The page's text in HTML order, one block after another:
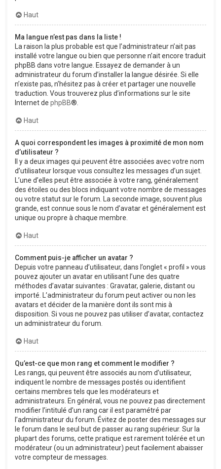
Haut
Ma langue n’est pas dans la liste !
La raison la plus probable est que l’administrateur n’ait pas
installé votre langue ou bien que personne n’ait encore traduit
phpBB dans votre langue. Essayez de demander à un
administrateur du forum d’installer la langue désirée. Si elle
n’existe pas, n’hésitez pas à créer et partager une nouvelle
traduction. Vous trouverez plus d’informations sur le site
Internet de phpBB®.
Haut
A quoi correspondent les images à proximité de mon nom
d’utilisateur ?
Il y a deux images qui peuvent être associées avec votre nom
d’utilisateur lorsque vous consultez les messages d’un sujet.
L’une d’elles peut être associée à votre rang, généralement
des étoiles ou des blocs indiquant votre nombre de messages
ou votre statut sur le forum. La seconde image, souvent plus
grande, est connue sous le nom d’avatar et généralement est
unique ou propre à chaque membre.
Haut
Comment puis-je afficher un avatar ?
Depuis votre panneau d’utilisateur, dans l’onglet « profil » vous
pouvez ajouter un avatar en utilisant l’une des quatre
méthodes d’avatar suivantes : Gravatar, galerie, distant ou
importé. L’administrateur du forum peut activer ou non les
avatars et décider de la manière dont ils sont mis à
disposition. Si vous ne pouvez pas utiliser d’avatar, contactez
un administrateur du forum.
Haut
Qu’est-ce que mon rang et comment le modifier ?
Les rangs, qui peuvent être associés au nom d’utilisateur,
indiquent le nombre de messages postés ou identifient
certains membres tels que les modérateurs et
administrateurs. En général, vous ne pouvez pas directement
modifier l’intitulé d’un rang car il est paramétré par
l’administrateur du forum. Évitez de poster des messages sur
le forum dans le seul but de passer au rang supérieur. Sur la
plupart des forums, cette pratique est rarement tolérée et un
modérateur (ou un administrateur) peut facilement abaisser
votre compteur de messages.